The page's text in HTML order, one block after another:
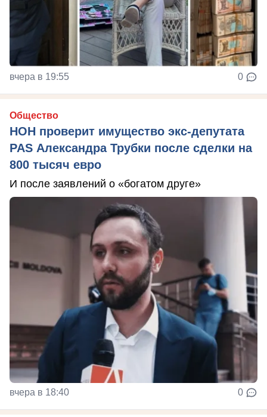
вчера в 19:55 0
Общество
НОН проверит имущество экс-депутата
PAS Александра Трубки после сделки на
800 тысяч евро
И после заявлений о «богатом друге»
вчера в 18:40 0